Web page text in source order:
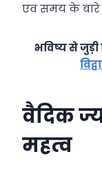
एवं समय के बारे
भविष्य से
वैदिक
महत्‍व